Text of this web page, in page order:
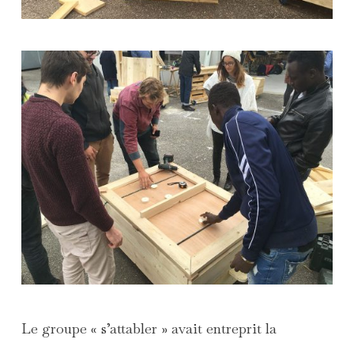
Le groupe « s’attabler » avait entreprit la